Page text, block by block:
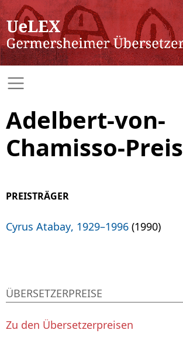
Adelbert-von-
Chamisso-Preis
PREISTRÄGER
Cyrus Atabay, 1929–1996 (1990)
ÜBERSETZERPREISE
Zu den Übersetzerpreisen